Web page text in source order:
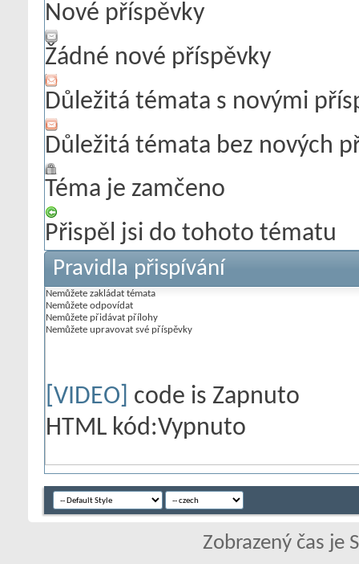
Nové příspěvky
Žádné nové příspěvky
Důležitá témata s novými
Důležitá témata bez nových
Téma je zamčeno
Přispěl jsi do tohoto tématu
Pravidla přispívání
Nemůžete zakládat témata
Nemůžete odpovídat
Nemůžete přidávat přílohy
Nemůžete upravovat své příspěvky
[VIDEO] code is Zapnuto
HTML kód:Vypnuto
Zobrazený čas je